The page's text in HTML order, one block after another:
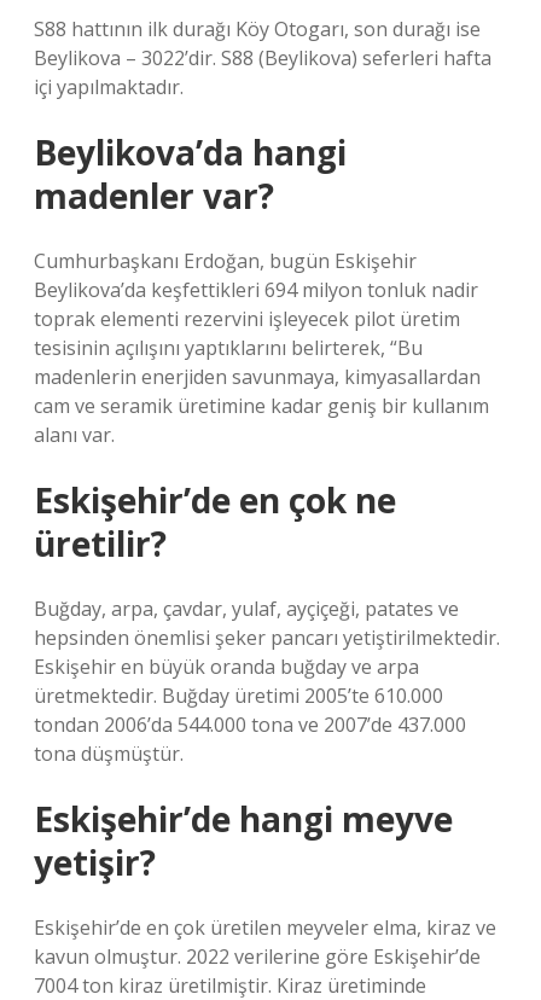
S88 hattının ilk durağı Köy Otogarı, son durağı ise
Beylikova – 3022’dir. S88 (Beylikova) seferleri hafta
içi yapılmaktadır.
Beylikova’da hangi
madenler var?
Cumhurbaşkanı Erdoğan, bugün Eskişehir
Beylikova’da keşfettikleri 694 milyon tonluk nadir
toprak elementi rezervini işleyecek pilot üretim
tesisinin açılışını yaptıklarını belirterek, “Bu
madenlerin enerjiden savunmaya, kimyasallardan
cam ve seramik üretimine kadar geniş bir kullanım
alanı var.
Eskişehir’de en çok ne
üretilir?
Buğday, arpa, çavdar, yulaf, ayçiçeği, patates ve
hepsinden önemlisi şeker pancarı yetiştirilmektedir.
Eskişehir en büyük oranda buğday ve arpa
üretmektedir. Buğday üretimi 2005’te 610.000
tondan 2006’da 544.000 tona ve 2007’de 437.000
tona düşmüştür.
Eskişehir’de hangi meyve
yetişir?
Eskişehir’de en çok üretilen meyveler elma, kiraz ve
kavun olmuştur. 2022 verilerine göre Eskişehir’de
7004 ton kiraz üretilmiştir. Kiraz üretiminde